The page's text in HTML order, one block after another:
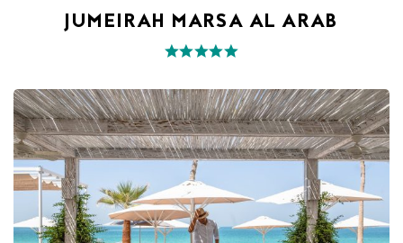
JUMEIRAH MARSA AL ARAB